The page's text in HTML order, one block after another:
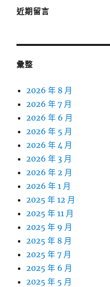
近期留言
彙整
2026 年 8 月
2026 年 7 月
2026 年 6 月
2026 年 5 月
2026 年 4 月
2026 年 3 月
2026 年 2 月
2026 年 1 月
2025 年 12 月
2025 年 11 月
2025 年 9 月
2025 年 8 月
2025 年 7 月
2025 年 6 月
2025 年 5 月